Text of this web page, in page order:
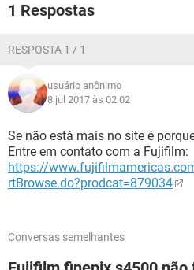
1 Respostas
RESPOSTA 1 / 1
usuário anônimo
8 jul 2017 às 02:02
Se não está mais no site é
Entre em contato com a Fujifilm:
https://
rtBrowse.do?prodcat=879034
Conversas semelhantes